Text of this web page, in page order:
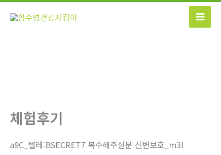
콘
체험후기
a9C_텔레:BSECRET7 복수해주실분 신변보호_m3I